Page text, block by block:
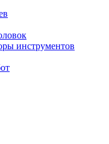
инструментов